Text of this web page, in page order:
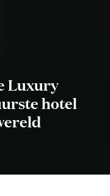
Luxury
hotel